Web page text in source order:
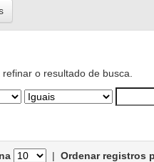
o resultado de busca.
| Ordenar registros